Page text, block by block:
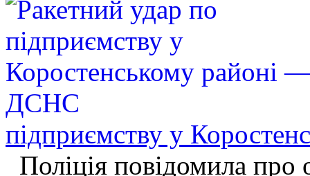
підприємству у
Поліція повідомила про